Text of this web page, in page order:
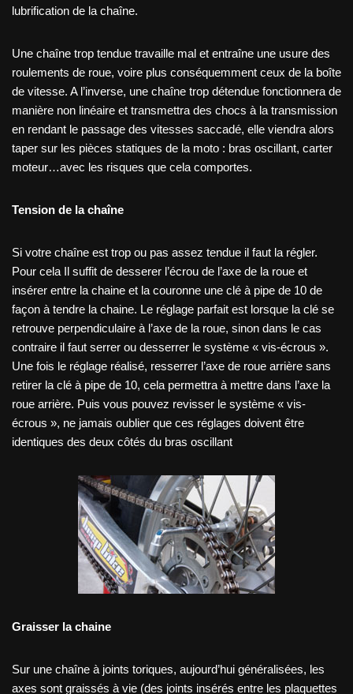
lubrification de la chaîne.
Une chaîne trop tendue travaille mal et entraîne une usure des
roulements de roue, voire plus conséquemment ceux de la boîte
de vitesse. A l’inverse, une chaîne trop détendue fonctionnera de
manière non linéaire et transmettra des chocs à la transmission
en rendant le passage des vitesses saccadé, elle viendra alors
taper sur les pièces statiques de la moto : bras oscillant, carter
moteur…avec les risques que cela comportes.
Tension de la chaîne
Si votre chaîne est trop ou pas assez tendue il faut la régler.
Pour cela Il suffit de desserer l’écrou de l’axe de la roue et
insérer entre la chaine et la couronne une clé à pipe de 10 de
façon à tendre la chaine. Le réglage parfait est lorsque la clé se
retrouve perpendiculaire à l’axe de la roue, sinon dans le cas
contraire il faut serrer ou desserrer le système « vis-écrous ».
Une fois le réglage réalisé, resserrer l’axe de roue arrière sans
retirer la clé à pipe de 10, cela permettra à mettre dans l’axe la
roue arrière. Puis vous pouvez revisser le système « vis-
écrous », ne jamais oublier que ces réglages doivent être
identiques des deux côtés du bras oscillant
Graisser la chaine
Sur une chaîne à joints toriques, aujourd’hui généralisées, les
axes sont graissés à vie (des joints insérés entre les plaquettes